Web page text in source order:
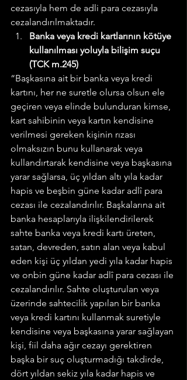
cezasıyla hem de adli para cezasıyla
cezalandırılmaktadır.
Banka veya kredi kartlarının kötüye
kullanılması yoluyla bilişim suçu
(TCK m.245)
“Başkasına ait bir banka veya kredi
kartını, her ne suretle olursa olsun ele
geçiren veya elinde bulunduran kimse,
kart sahibinin veya kartın kendisine
verilmesi gereken kişinin rızası
olmaksızın bunu kullanarak veya
kullandırtarak kendisine veya başkasına
yarar sağlarsa, üç yıldan altı yıla kadar
hapis ve beşbin güne kadar adlî para
cezası ile cezalandırılır. Başkalarına ait
banka hesaplarıyla ilişkilendirilerek
sahte banka veya kredi kartı üreten,
satan, devreden, satın alan veya kabul
eden kişi üç yıldan yedi yıla kadar hapis
ve onbin güne kadar adlî para cezası ile
cezalandırılır. Sahte oluşturulan veya
üzerinde sahtecilik yapılan bir banka
veya kredi kartını kullanmak suretiyle
kendisine veya başkasına yarar sağlayan
kişi, fiil daha ağır cezayı gerektiren
başka bir suç oluşturmadığı takdirde,
dört yıldan sekiz yıla kadar hapis ve